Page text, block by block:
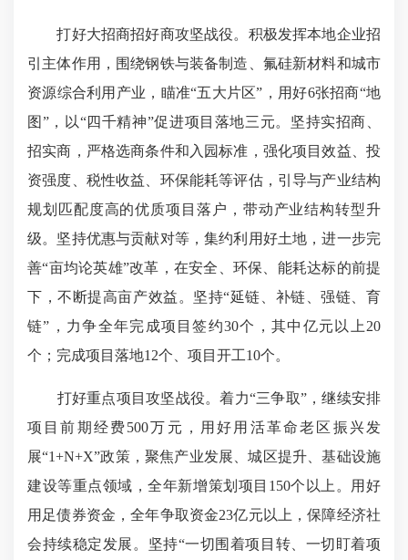
打好大招商招好商攻坚战役。积极发挥本地企业招
引主体作用，围绕钢铁与装备制造、氟硅新材料和城市
资源综合利用产业，瞄准“五大片区”，用好6张招商“地
图”，以“四千精神”促进项目落地三元。坚持实招商、
招实商，严格选商条件和入园标准，强化项目效益、投
资强度、税性收益、环保能耗等评估，引导与产业结构
规划匹配度高的优质项目落户，带动产业结构转型升
级。坚持优惠与贡献对等，集约利用好土地，进一步完
善“亩均论英雄”改革，在安全、环保、能耗达标的前提
下，不断提高亩产效益。坚持“延链、补链、强链、育
链”，力争全年完成项目签约30个，其中亿元以上20
个；完成项目落地12个、项目开工10个。
打好重点项目攻坚战役。着力“三争取”，继续安排
项目前期经费500万元，用好用活革命老区振兴发
展“1+N+X”政策，聚焦产业发展、城区提升、基础设施
建设等重点领域，全年新增策划项目150个以上。用好
用足债券资金，全年争取资金23亿元以上，保障经济社
会持续稳定发展。坚持“一切围着项目转、一切盯着项